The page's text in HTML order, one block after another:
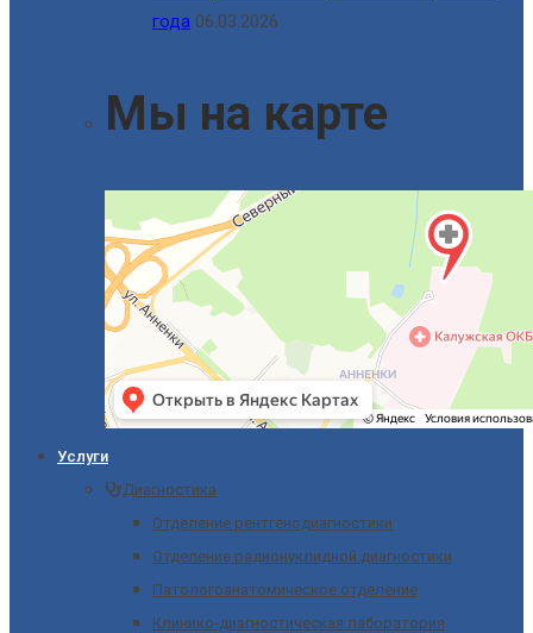
года 06.03.2026
Мы на карте
Услуги
Диагностика
Отделение рентгенодиагностики
Отделение радионуклидной диагностики
Патологоанатомическое отделение
Клинико-диагностическая лаборатория